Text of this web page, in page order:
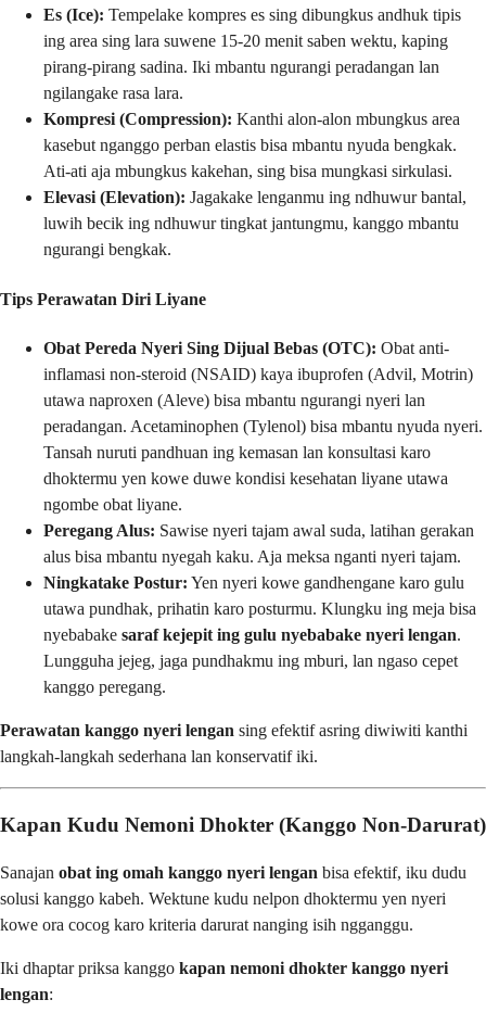
Es (Ice): Tempelake kompres es sing dibungkus andhuk tipis
ing area sing lara suwene 15-20 menit saben wektu, kaping
pirang-pirang sadina. Iki mbantu ngurangi peradangan lan
ngilangake rasa lara.
Kompresi (Compression): Kanthi alon-alon mbungkus area
kasebut nganggo perban elastis bisa mbantu nyuda bengkak.
Ati-ati aja mbungkus kakehan, sing bisa mungkasi sirkulasi.
Elevasi (Elevation): Jagakake lenganmu ing ndhuwur bantal,
luwih becik ing ndhuwur tingkat jantungmu, kanggo mbantu
ngurangi bengkak.
Tips Perawatan Diri Liyane
Obat Pereda Nyeri Sing Dijual Bebas (OTC): Obat anti-
inflamasi non-steroid (NSAID) kaya ibuprofen (Advil, Motrin)
utawa naproxen (Aleve) bisa mbantu ngurangi nyeri lan
peradangan. Acetaminophen (Tylenol) bisa mbantu nyuda nyeri.
Tansah nuruti pandhuan ing kemasan lan konsultasi karo
dhoktermu yen kowe duwe kondisi kesehatan liyane utawa
ngombe obat liyane.
Peregang Alus: Sawise nyeri tajam awal suda, latihan gerakan
alus bisa mbantu nyegah kaku. Aja meksa nganti nyeri tajam.
Ningkatake Postur: Yen nyeri kowe gandhengane karo gulu
utawa pundhak, prihatin karo posturmu. Klungku ing meja bisa
nyebabake saraf kejepit ing gulu nyebabake nyeri lengan.
Lungguha jejeg, jaga pundhakmu ing mburi, lan ngaso cepet
kanggo peregang.
Perawatan kanggo nyeri lengan sing efektif asring diwiwiti kanthi
langkah-langkah sederhana lan konservatif iki.
Kapan Kudu Nemoni Dhokter (Kanggo Non-Darurat)
Sanajan obat ing omah kanggo nyeri lengan bisa efektif, iku dudu
solusi kanggo kabeh. Wektune kudu nelpon dhoktermu yen nyeri
kowe ora cocog karo kriteria darurat nanging isih ngganggu.
Iki dhaptar priksa kanggo kapan nemoni dhokter kanggo nyeri
lengan: